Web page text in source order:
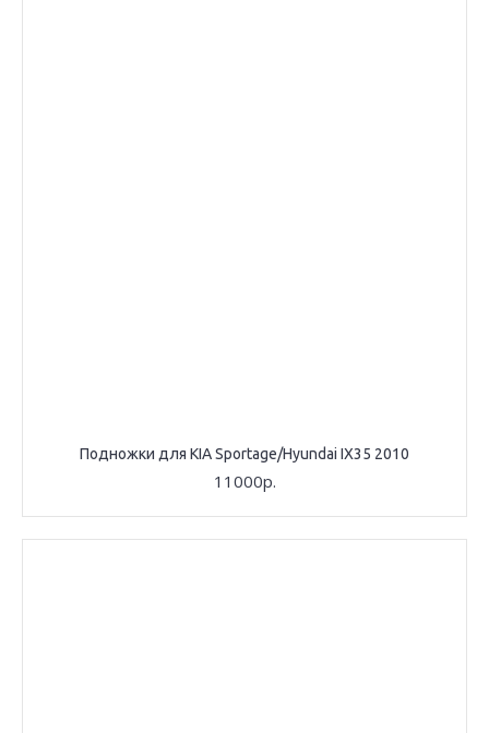
Подножки для KIA Sportage/Hyundai IX35 2010
11000р.